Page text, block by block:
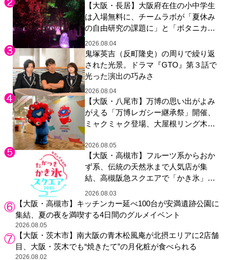
【大阪・長居】大阪府在住の小中学生
は入場無料に、チームラボが「夏休み
の自由研究の課題に」と「ボタニカル
ガーデン 大阪」へ招待
2026.08.04
鬼塚英吉（反町隆史）の周りで繰り返
された光景。ドラマ『GTO』第３話で
光った演出の巧みさ
2026.08.04
【大阪・八尾市】万博の思い出がよみ
がえる「万博レガシー継承祭」開催、
ミャクミャク登場、大屋根リング木材
展示も
2026.08.05
【大阪・高槻市】フルーツ系からおか
ず系、伝統の天然氷まで人気店が集
結、高槻阪急スクエアで「かき氷」祭
り
2026.08.03
【大阪・高槻市】キッチンカー延べ100台が安満遺跡公園に
集結、夏の夜を満喫する4日間のグルメイベント
2026.08.05
【大阪・茨木市】南大阪の青木松風庵が北摂エリアに2店舗
目、大阪・茨木でも“焼きたて”の月化粧が食べられる
2026.08.02